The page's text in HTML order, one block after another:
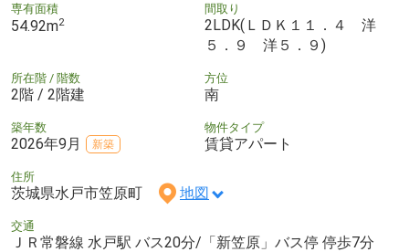
専有面積
54.92m2
間取り
2LDK(ＬＤＫ１１．４ 洋
５．９ 洋５．９)
所在階 / 階数
2階 / 2階建
方位
南
築年数
2026年9月 新築
物件タイプ
賃貸アパート
住所
茨城県水戸市笠原町 地図
交通
ＪＲ常磐線 水戸駅 バス20分/「新笠原」バス停 停歩7分